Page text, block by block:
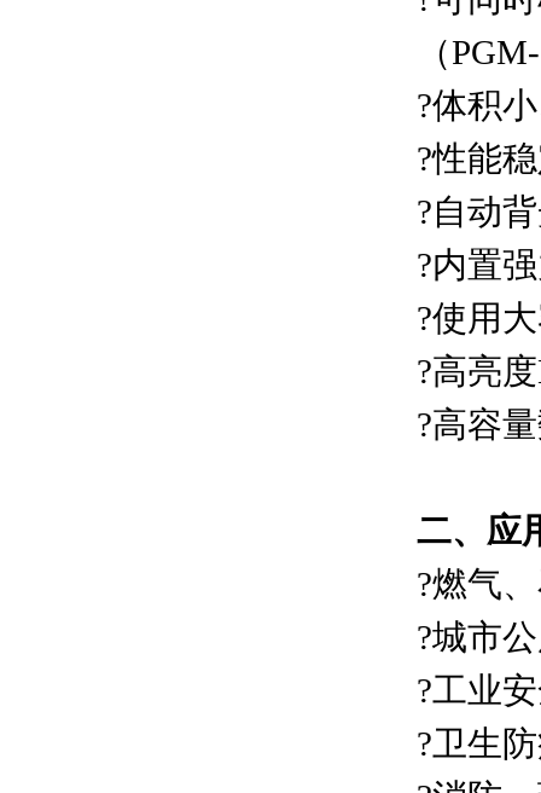
（
?体积
?性能
?自动
?内置
?使用
?高亮
?高容
二、应
?燃气
?城市
?工业
?卫生